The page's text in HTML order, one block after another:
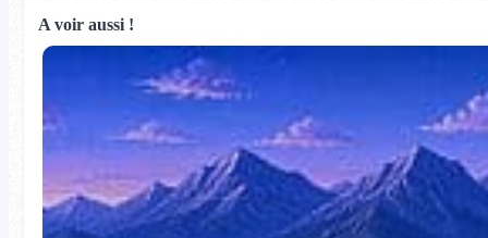
A voir aussi !